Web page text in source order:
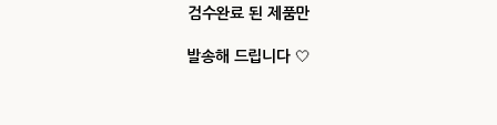
검수완료 된 제품만
발송해 드립니다 🤍